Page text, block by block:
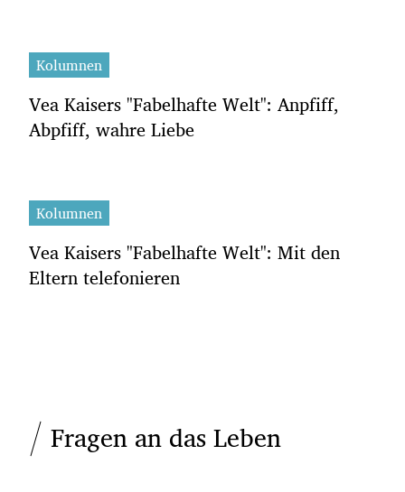
Kolumnen
Vea Kaisers "Fabelhafte Welt": Anpfiff,
Abpfiff, wahre Liebe
Kolumnen
Vea Kaisers "Fabelhafte Welt": Mit den
Eltern telefonieren
Fragen an das Leben